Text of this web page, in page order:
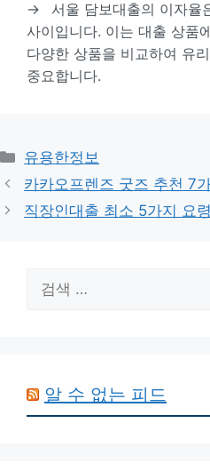
→
서울 담보대출의 이자율
사이입니다. 이는 대출 상품
다양한 상품을 비교하여 유
중요합니다.
카
테
고
리
유용한정보
카카오프렌즈 굿즈 추천 7
직장인대출 최소 5가지 요
색:
알 수 없는 피드